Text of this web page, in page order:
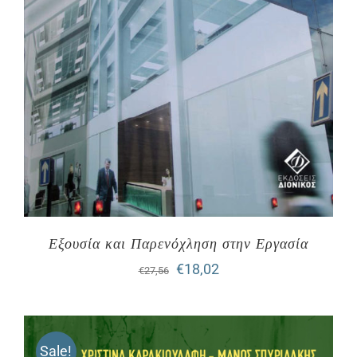
Εξουσία και Παρενόχληση στην Εργασία
€27,56
Original
was:
€18,02Η
Sale!